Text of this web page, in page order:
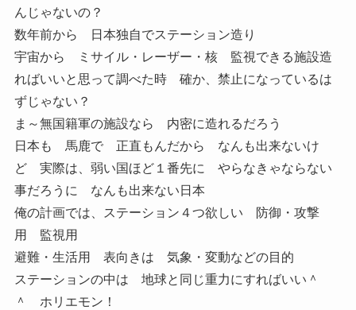
んじゃないの？
数年前から 日本独自でステーション造り
宇宙から ミサイル・レーザー・核 監視できる施設造
ればいいと思って調べた時 確か、禁止になっているは
ずじゃない？
ま～無国籍軍の施設なら 内密に造れるだろう
日本も 馬鹿で 正直もんだから なんも出来ないけ
ど 実際は、弱い国ほど１番先に やらなきゃならない
事だろうに なんも出来ない日本
俺の計画では、ステーション４つ欲しい 防御・攻撃
用 監視用
避難・生活用 表向きは 気象・変動などの目的
ステーションの中は 地球と同じ重力にすればいい＾
＾ ホリエモン！